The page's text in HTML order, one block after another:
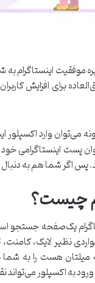
اینستاگرام به
برای
وارد اکسپلور
پست اینستاگرامی
پس اگر شما هم به
چیست؟
یک‌صفحه جستجو
نظیر لایک،
هست را به شما
ورود به اکسپلور